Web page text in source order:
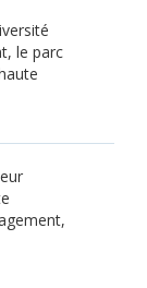
le parc